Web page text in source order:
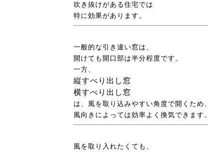
吹き抜けがある住宅では
特に効果があります。
一般的な引き違い窓は、
開けても開口部は半分程度です。
一方、
縦すべり出し窓
横すべり出し窓
は、風を取り込みやすい角度で開くため、
風向きによっては効率よく換気できます。
風を取り入れたくても、